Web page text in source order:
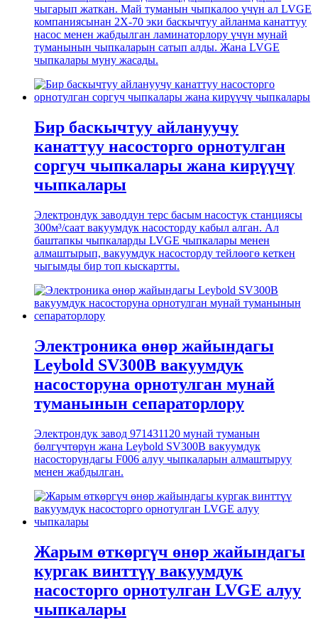
чыгарып жаткан. Май туманын чыпкалоо үчүн ал LVGE
компаниясынан 2X-70 эки баскычтуу айланма канаттуу
насос менен жабдылган ламинаторлору үчүн мунай
туманынын чыпкаларын сатып алды. Жана LVGE
чыпкалары муну жасады.
Бир баскычтуу айлануучу
канаттуу насосторго орнотулган
соргуч чыпкалары жана кирүүчү
чыпкалары
Электрондук заводдун терс басым насостук станциясы
300м³/саат вакуумдук насосторду кабыл алган. Ал
баштапкы чыпкаларды LVGE чыпкалары менен
алмаштырып, вакуумдук насосторду тейлөөгө кеткен
чыгымды бир топ кыскартты.
Электроника өнөр жайындагы
Leybold SV300B вакуумдук
насосторуна орнотулган мунай
туманынын сепараторлору
Электрондук завод 971431120 мунай туманын
бөлгүчтөрүн жана Leybold SV300B вакуумдук
насосторундагы F006 алуу чыпкаларын алмаштыруу
менен жабдылган.
Жарым өткөргүч өнөр жайындагы
кургак винттүү вакуумдук
насосторго орнотулган LVGE алуу
чыпкалары